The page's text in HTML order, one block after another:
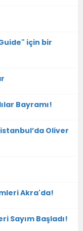
için bir
Bayramı!
Oliver
Akra'da!
Sayım Başladı!